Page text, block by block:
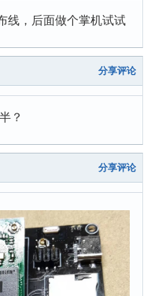
线，后面做个掌机试试
分享评论
？
分享评论